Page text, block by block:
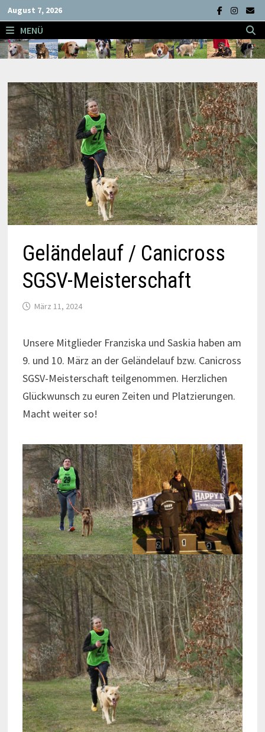
Zum
Inhalt
springen
August 7, 2026
MENÜ
Geländelauf / Canicross
SGSV-Meisterschaft
März 11, 2024
Unsere Mitglieder Franziska und Saskia haben am
9. und 10. März an der Geländelauf bzw. Canicross
SGSV-Meisterschaft teilgenommen. Herzlichen
Glückwunsch zu euren Zeiten und Platzierungen.
Macht weiter so!